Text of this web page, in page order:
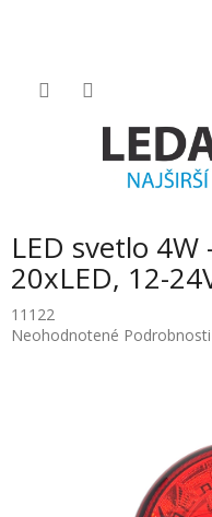
LED svetlo
20xLED, 12-
11122
Priemerné
Neohodnotené